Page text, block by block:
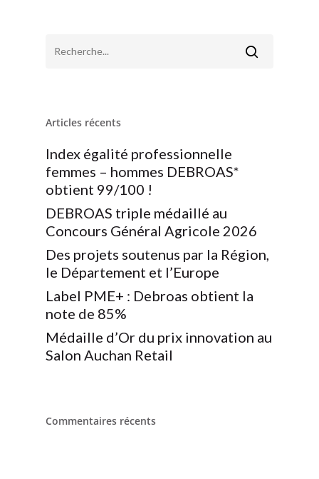
Articles récents
Index égalité professionnelle
femmes – hommes DEBROAS*
obtient 99/100 !
DEBROAS triple médaillé au
Concours Général Agricole 2026
Des projets soutenus par la Région,
le Département et l’Europe
Label PME+ : Debroas obtient la
note de 85%
Médaille d’Or du prix innovation au
Salon Auchan Retail
Commentaires récents